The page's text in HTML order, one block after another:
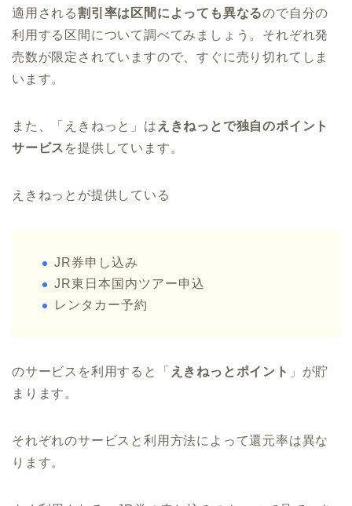
適用される割引率は区間によっても異なるので自分の
利用する区間について調べてみましょう。それぞれ発
売数が限定されていますので、すぐに売り切れてしま
います。
また、「えきねっと」は えきねっとで独自のポイント
サービス を提供しています。
えきねっとが提供している
JR券申し込み
JR東日本国内ツアー申込
レンタカー予約
のサービスを利用すると「 えきねっとポイント 」が貯
まります。
それぞれのサービスと利用方法によって還元率は異な
ります。